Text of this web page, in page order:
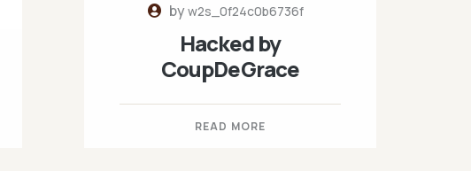
byw2s_0f24c0b6736f
Hacked by
CoupDeGrace
READ MORE